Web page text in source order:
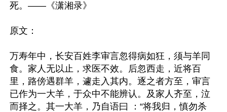
死。——《潇湘录》
原文：
万寿年中，长安百姓李审言忽得病如狂，须与羊同
食。家人无以止，求医不效。后忽西走，近将百
里，路傍遇群羊，遽走入其内。逐之者方至，审言
已作为一大羊，于众中不能辨认。及家人齐至，泣
而择之。其一大羊，乃自语曰 ：“将我归，慎勿杀